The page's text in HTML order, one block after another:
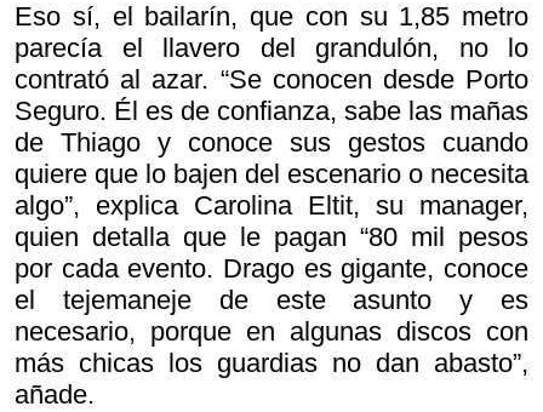
Eso sí, el bailarín, que con su 1,85 metro
parecía el llavero del grandulón, no lo
contrató al azar. “Se conocen desde Porto
Seguro. Él es de confianza, sabe las mañas
de Thiago y conoce sus gestos cuando
quiere que lo bajen del escenario o necesita
algo”, explica Carolina Eltit, su manager,
quien detalla que le pagan “80 mil pesos
por cada evento. Drago es gigante, conoce
el tejemaneje de este asunto y es
necesario, porque en algunas discos con
más chicas los guardias no dan abasto”,
añade.